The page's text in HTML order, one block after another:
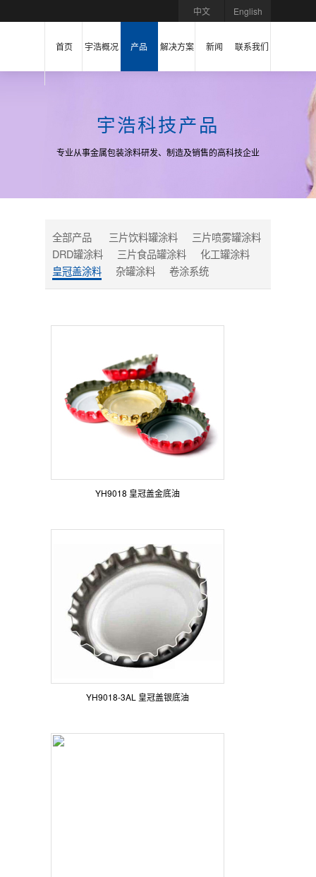
中文 English
首页 宇浩概况 产品 解决方案 新闻 联系我们
宇浩科技产品
专业从事金属包装涂料研发、制造及销售的高科技企业
全部产品 三片饮料罐涂料
三片喷雾罐涂料
DRD罐涂料
三片食品罐涂料
化工罐涂料
皇冠盖涂料
杂罐涂料 卷涂系统
YH9018 皇冠盖金底油
YH9018-3AL 皇冠盖银底油